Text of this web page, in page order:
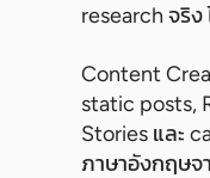
research จริง
Content
static posts,
Stories และ
ภาษาอังกฤษจ